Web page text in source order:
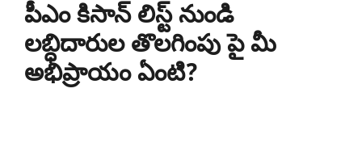
పీఎం కిసాన్ లిస్ట్ నుండి
లబ్ధిదారుల తొలగింపు పై మీ
అభిప్రాయం ఏంటి?